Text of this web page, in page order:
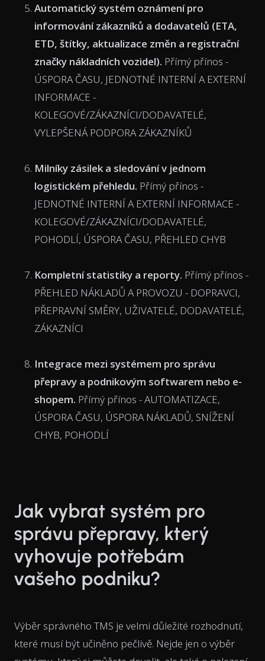
Automatický systém oznámení pro
informování zákazníků a dodavatelů (ETA,
ETD, štítky, aktualizace změn a registrační
značky nákladních vozidel). Přímý přínos -
ÚSPORA ČASU, JEDNOTNÉ INTERNÍ A EXTERNÍ
INFORMACE -
KOLEGOVÉ/ZÁKAZNÍCI/DODAVATELÉ,
VYLEPŠENÁ PODPORA ZÁKAZNÍKŮ
Milníky zásilek a sledování v jednom
logistickém přehledu. Přímý přínos -
JEDNOTNÉ INTERNÍ A EXTERNÍ INFORMACE -
KOLEGOVÉ/ZÁKAZNÍCI/DODAVATELÉ,
POHODLÍ, ÚSPORA ČASU, PŘEHLED CHYB
Kompletní statistiky a reporty. Přímý přínos -
PŘEHLED NÁKLADŮ A PROVOZU - DOPRAVCI,
PŘEPRAVNÍ SMĚRY, UŽIVATELÉ, DODAVATELÉ,
ZÁKAZNÍCI
Integrace mezi systémem pro správu
přepravy a podnikovým softwarem nebo e-
shopem. Přímý přínos - AUTOMATIZACE,
ÚSPORA ČASU, ÚSPORA NÁKLADŮ, SNÍŽENÍ
CHYB, POHODLÍ
Jak vybrat systém pro
správu přepravy, který
vyhovuje potřebám
vašeho podniku?
Výběr správného TMS je velmi důležité rozhodnutí,
které musí být učiněno pečlivě. Nejde jen o výběr